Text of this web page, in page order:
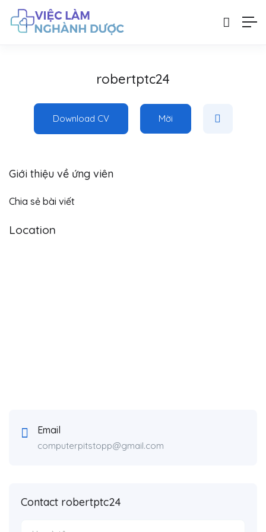
robertptc24
Download CV Mời
Giới thiệu về ứng viên
Chia sẻ bài viết
Location
Email
computerpitstopp@gmail.com
Contact robertptc24